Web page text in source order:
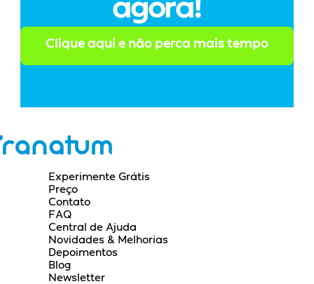
agora!
Clique aqui e não perca mais tempo
Experimente Grátis
Preço
Contato
FAQ
Central de Ajuda
Novidades & Melhorias
Depoimentos
Blog
Newsletter